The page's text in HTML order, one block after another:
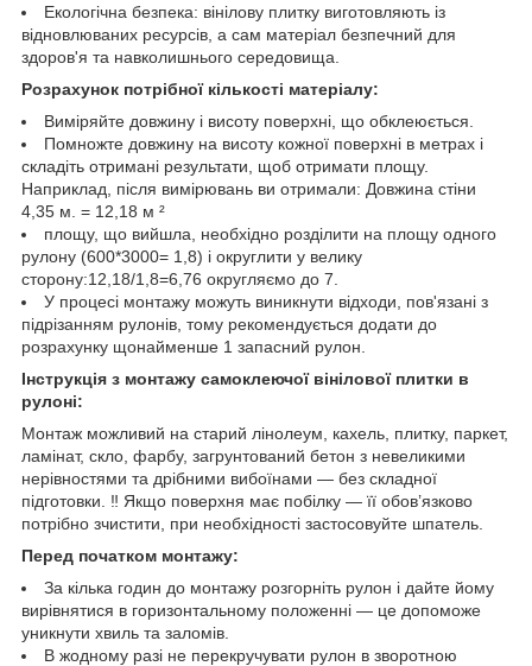
Екологічна безпека: вінілову плитку виготовляють із
відновлюваних ресурсів, а сам матеріал безпечний для
здоров'я та навколишнього середовища.
Розрахунок потрібної кількості матеріалу:
Виміряйте довжину і висоту поверхні, що обклеюється.
Помножте довжину на висоту кожної поверхні в метрах і
складіть отримані результати, щоб отримати площу.
Наприклад, після вимірювань ви отримали: Довжина стіни
4,35 м. = 12,18 м ²
площу, що вийшла, необхідно розділити на площу одного
рулону (600*3000= 1,8) і округлити у велику
сторону:12,18/1,8=6,76 округляємо до 7.
У процесі монтажу можуть виникнути відходи, пов'язані з
підрізанням рулонів, тому рекомендується додати до
розрахунку щонайменше 1 запасний рулон.
Інструкція з монтажу самоклеючої вінілової плитки в
рулоні:
Монтаж можливий на старий лінолеум, кахель, плитку, паркет,
ламінат, скло, фарбу, загрунтований бетон з невеликими
нерівностями та дрібними вибоїнами — без складної
підготовки. ‼️ Якщо поверхня має побілку — її обов’язково
потрібно зчистити, при необхідності застосовуйте шпатель.
Перед початком монтажу:
За кілька годин до монтажу розгорніть рулон і дайте йому
вирівнятися в горизонтальному положенні — це допоможе
уникнути хвиль та заломів.
В жодному разі не перекручувати рулон в зворотною